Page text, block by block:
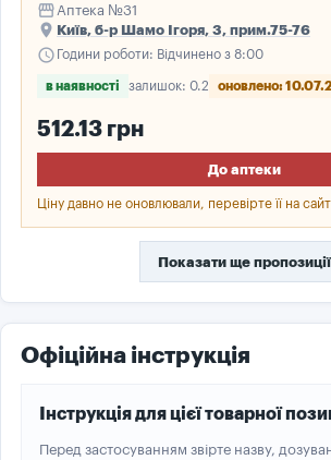
storefront Аптека №31
place Київ, б-р Шамо Ігоря, 3, прим.75-76
schedule Години роботи: Відчинено з 8:00
в наявності залишок: 0.2 оновлено:
512.13 грн
До аптеки
Ціну давно не оновлювали, перевірте її на
Показати ще пропозиції
Офіційна інструкція
Інструкція для цієї товарної
Перед застосуванням звірте назву,